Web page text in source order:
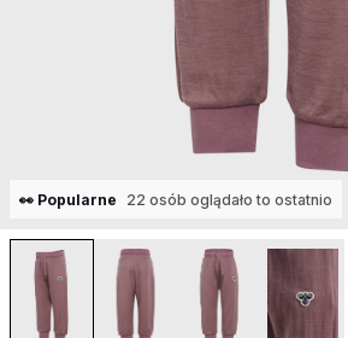
👀 Popularne 22 osób oglądało to ostatnio